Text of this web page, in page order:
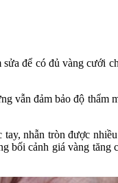
để có đủ vàng cưới
vẫn đảm bảo độ thẩm
nhẫn tròn được
bối cảnh giá vàng tăng